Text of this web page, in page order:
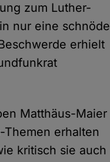
zum Luther-
nur eine schnöde
erhielt
Matthäus-Maier
Themen erhalten
kritisch sie auch